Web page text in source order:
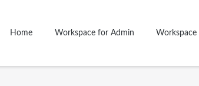
Home Workspace for Admin